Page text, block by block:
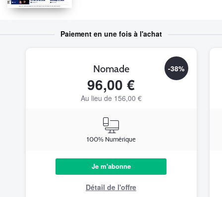
Paiement en une fois à l'achat
-38%
Nomade
96,00 €
Au lieu de 156,00 €
100% Numérique
Je m'abonne
Détail de l'offre